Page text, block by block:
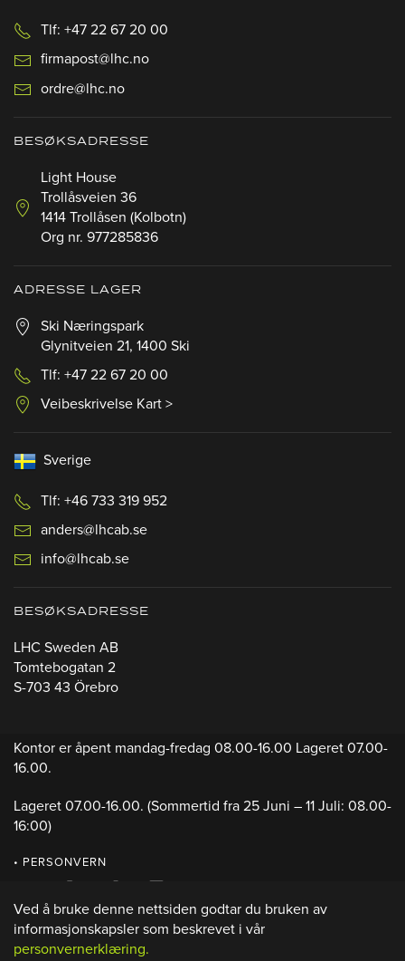
Tlf: +47 22 67 20 00
firmapost@lhc.no
ordre@lhc.no
BESØKSADRESSE
Light House
Trollåsveien 36
1414 Trollåsen (Kolbotn)
Org nr. 977285836
ADRESSE LAGER
Ski Næringspark
Glynitveien 21, 1400 Ski
Tlf: +47 22 67 20 00
Veibeskrivelse Kart >
Sverige
Tlf: +46 733 319 952
anders@lhcab.se
info@lhcab.se
BESØKSADRESSE
LHC Sweden AB
Tomtebogatan 2
S-703 43 Örebro
Kontor er åpent mandag-fredag 08.00-16.00 Lageret 07.00-
16.00.
Lageret 07.00-16.00. (Sommertid fra 25 Juni – 11 Juli: 08.00-
16:00)
• PERSONVERN
Ved å bruke denne nettsiden godtar du bruken av
informasjonskapsler som beskrevet i vår
personvernerklæring.